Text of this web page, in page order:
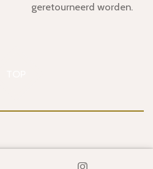
geretourneerd worden.